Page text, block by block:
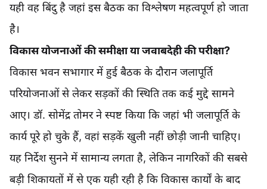
यही वह बिंदु है जहां इस बैठक का विश्लेषण महत्वपूर्ण हो जाता
है।
विकास योजनाओं की समीक्षा या जवाबदेही की परीक्षा?
विकास भवन सभागार में हुई बैठक के दौरान जलापूर्ति
परियोजनाओं से लेकर सड़कों की स्थिति तक कई मुद्दे सामने
आए। डॉ. सोमेंद्र तोमर ने स्पष्ट किया कि जहां भी जलापूर्ति के
कार्य पूरे हो चुके हैं, वहां सड़कें खुली नहीं छोड़ी जानी चाहिए।
यह निर्देश सुनने में सामान्य लगता है, लेकिन नागरिकों की सबसे
बड़ी शिकायतों में से एक यही रही है कि विकास कार्यों के बाद